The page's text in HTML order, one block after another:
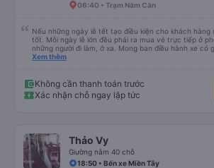
06:40 • Trạm Năm Căn
Nếu những ngày lễ tết tạo điều kiện cho khách hàng
tốt. Mỗi ngày lễ lớn đều phải ra mua vé trực tiếp ở phòng vé, bất tiện cho
những người đi làm, ở xa. Mong ban điều hành xe có
điều kiện cho khách hàng mua vé online (chuyển
Xem thêm
Không cần thanh toán trước
Xác nhận chỗ ngay lập tức
Thảo Vy
Giường nằm 40 chỗ
18:50 • Bến xe Miền Tây